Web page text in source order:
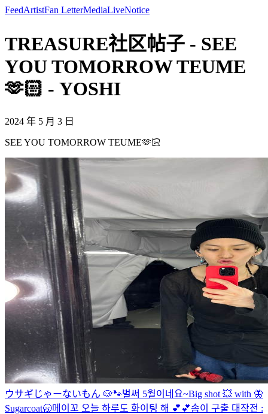
FeedArtistFan LetterMediaLiveNotice
TREASURE社区帖子 - SEE
YOU TOMORROW TEUME
🫶🏻 - YOSHI
2024 年 5 月 3 日
SEE YOU TOMORROW TEUME🫶🏻
ウサギじゃーないもん 🐶🐾벌써 5월이네요~Big shot 💥 with 🦋
Sugarcoat🥱메이꼬 오늘 하루도 화이팅 해 💕💕솜이 구출 대작전 :